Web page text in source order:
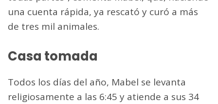
una cuenta rápida, ya rescató y curó a más
de tres mil animales.
Casa tomada
Todos los días del año, Mabel se levanta
religiosamente a las 6:45 y atiende a sus 34